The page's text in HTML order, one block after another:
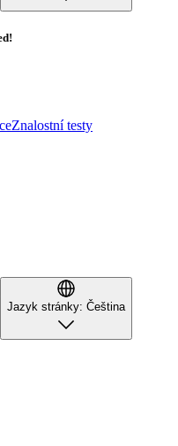
Znalostní testy
Jazyk stránky: Čeština